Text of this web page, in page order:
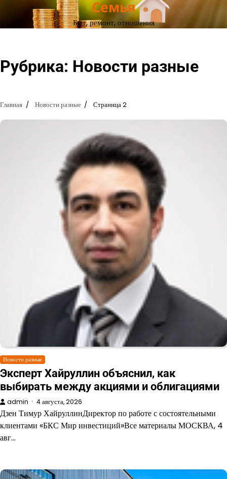
Перейти
содержимому
Семья
Быт, ремонт, отношения
Рубрика: Новости разные
Главная Новости разные Страница 2
Новости разные
Эксперт Хайруллин объяснил, как
выбирать между акциями и облигациями
admin 4 августа, 2026
Дзен Тимур ХайруллинДиректор по работе с состоятельными
клиентами «БКС Мир инвестиций»Все материалы МОСКВА, 4
авг…